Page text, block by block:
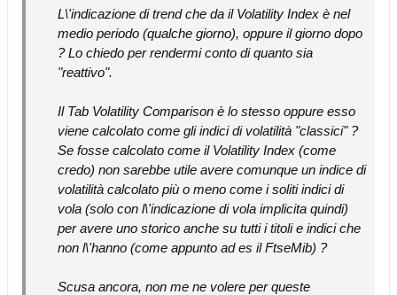
L\'indicazione di trend che da il Volatility Index è nel
medio periodo (qualche giorno), oppure il giorno dopo
? Lo chiedo per rendermi conto di quanto sia
"reattivo".
Il Tab Volatility Comparison è lo stesso oppure esso
viene calcolato come gli indici di volatilità "classici" ?
Se fosse calcolato come il Volatility Index (come
credo) non sarebbe utile avere comunque un indice di
volatilità calcolato più o meno come i soliti indici di
vola (solo con l\'indicazione di vola implicita quindi)
per avere uno storico anche su tutti i titoli e indici che
non l\'hanno (come appunto ad es il FtseMib) ?
Scusa ancora, non me ne volere per queste